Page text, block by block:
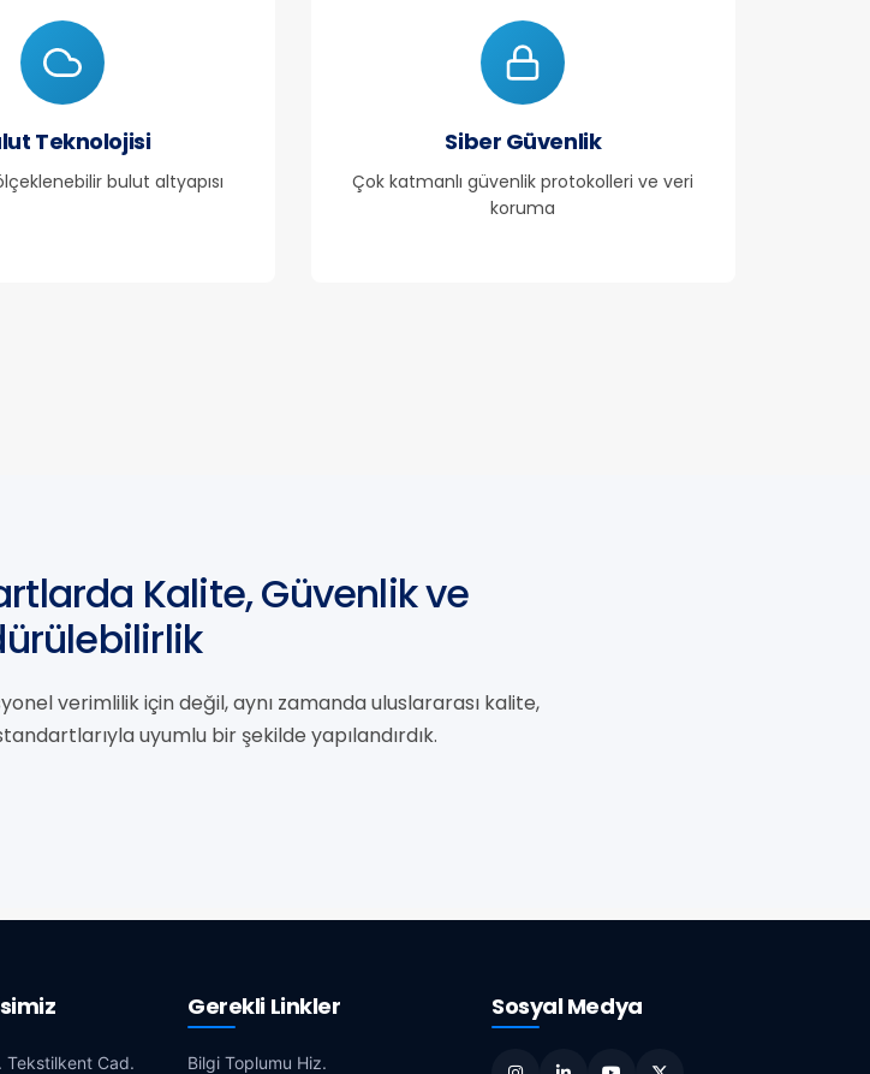
Teknolojisi
bulut altyapısı
Siber Güvenlik
Çok katmanlı güvenlik protokolleri ve veri
koruma
Kalite, Güvenlik ve
verimlilik için değil, aynı zamanda uluslararası kalite,
uyumlu bir şekilde yapılandırdık.
Tekstilkent Cad.
Gerekli Linkler
Bilgi Toplumu Hiz.
Sosyal Medya